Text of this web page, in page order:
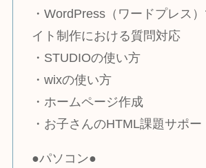
・WordPress（ワードプレス
イト制作における質問対応
・STUDIOの使い方
・wixの使い方
・ホームページ作成
・お子さんのHTML課題サポー
●パソコン●